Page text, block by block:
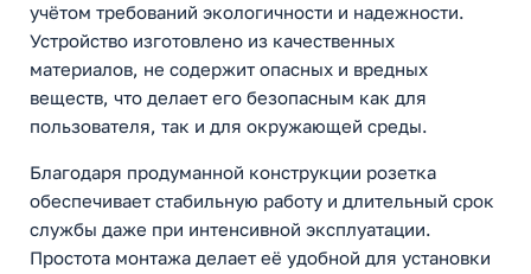
учётом требований экологичности и надежности.
Устройство изготовлено из качественных
материалов, не содержит опасных и вредных
веществ, что делает его безопасным как для
пользователя, так и для окружающей среды.
Благодаря продуманной конструкции розетка
обеспечивает стабильную работу и длительный срок
службы даже при интенсивной эксплуатации.
Простота монтажа делает её удобной для установки